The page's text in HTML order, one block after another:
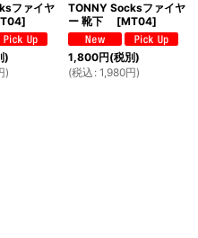
ファイヤ
]
)
)
TONNY Socksファイヤ
ー 靴下
[MT04]
1,800円(税別)
(税込 : 1,980円)